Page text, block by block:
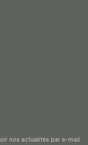
nos actualités par e-mail